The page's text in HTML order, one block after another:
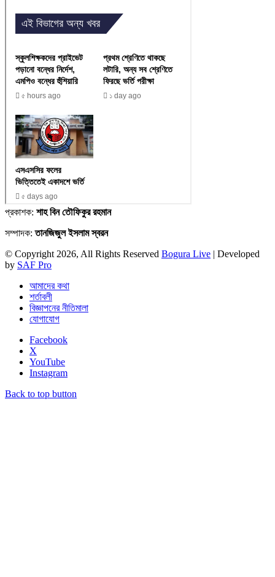
প্রকাশক: শাহ বিন তৌফিকুর রহমান
সম্পাদক:তানজিজুল ইসলাম স্বরন
© Copyright 2026, All Rights Reserved Bogura Live | Developed
by SAF Pro
আমাদের কথা
শর্তাবলী
বিজ্ঞাপনের নীতিমালা
যোগাযোগ
Facebook
X
YouTube
Instagram
Back to top button